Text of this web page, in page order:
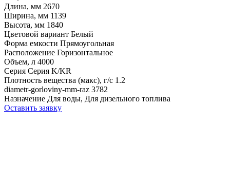
Длина, мм 2670
Ширина, мм 1139
Высота, мм 1840
Цветовой вариант Белый
Форма емкости Прямоугольная
Расположение Горизонтальное
Объем, л 4000
Серия Серия K/KR
Плотность вещества (макс), г/с 1.2
diametr-gorloviny-mm-raz 3782
Назначение Для воды, Для дизельного топлива
Оставить заявку